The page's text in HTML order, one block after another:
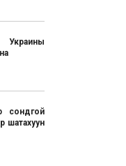
сондгой
шатахуун